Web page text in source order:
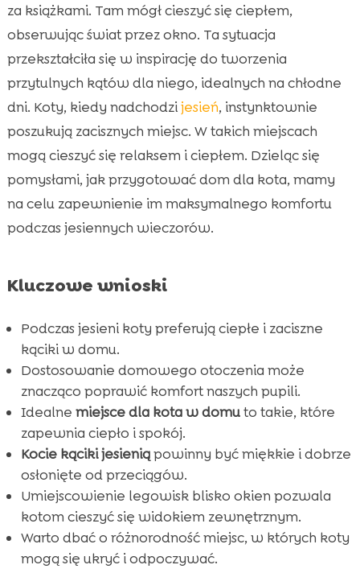

Znajdowanie ciepłych i słonecznych miejsc w
domu
 Kocyki i poduchy – ulubione schronienia
kotów
 Półki i wysoko położone miejsca
 Okna z widokiem na świat zewnętrzny
 Zabawki i gry – jak zachęcić kota do
aktywności jesienią?
 Wprowadzenie komfortowych zakątków do
każdego pomieszczenia
 CricksyCat – idealny wybór dla każdego kota
dla kota
Jak zmieniają się preferencje kotów w
chłodniejsze dni?
 Wniosek
 FAQ
za książkami. Tam mógł cieszyć się ciepłem,
obserwując świat przez okno. Ta sytuacja
przekształciła się w inspirację do tworzenia
przytulnych kątów dla niego, idealnych na chłodne
dni. Koty, kiedy nadchodzijesień, instynktownie
poszukują zacisznych miejsc. W takich miejscach
mogą cieszyć się relaksem i ciepłem. Dzieląc się
pomysłami, jak przygotować dom dla kota, mamy
na celu zapewnienie im maksymalnego komfortu
podczas jesiennych wieczorów.
Kluczowe wnioski
Podczas jesieni koty preferują ciepłe i zaciszne
kąciki w domu.
Dostosowanie domowego otoczenia może
znacząco poprawić komfort naszych pupili.
Idealne miejsce dla kota w domuto takie, które
zapewnia ciepło i spokój.
Kocie kąciki jesieniąpowinny być miękkie i dobrze
osłonięte od przeciągów.
Umiejscowienie legowisk blisko okien pozwala
kotom cieszyć się widokiem zewnętrznym.
Warto dbać o różnorodność miejsc, w których koty
mogą się ukryć i odpoczywać.